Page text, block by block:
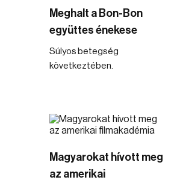
Meghalt a Bon-Bon
együttes énekese
Súlyos betegség
következtében.
Magyarokat hívott meg
az amerikai